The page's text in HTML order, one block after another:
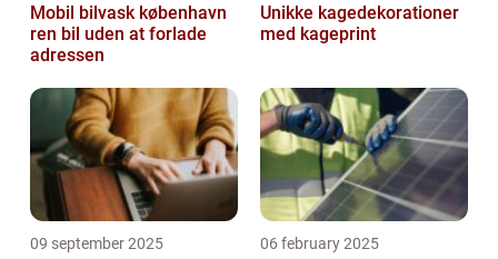
Mobil bilvask københavn
ren bil uden at forlade
adressen
Unikke kagedekorationer
med kageprint
09 september 2025 06 february 2025